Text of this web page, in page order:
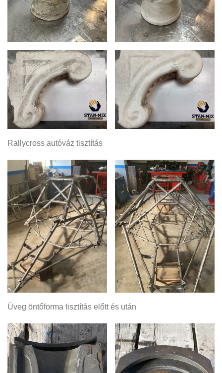
Rallycross autóváz tisztítás
Üveg öntőforma tisztítás előtt és után